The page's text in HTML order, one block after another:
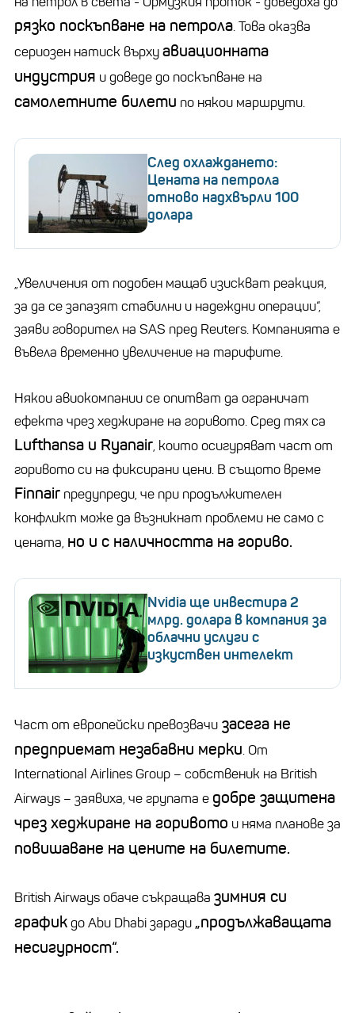
рязко поскъпване на петрола. Това оказва
сериозен натиск върхуавиационната
индустрия и доведе до поскъпване на
самолетните билети по някои маршрути.
След охлаждането:
Цената на петрола
отново надхвърли 100
долара
„Увеличения от подобен мащаб изискват реакция,
за да се запазят стабилни и надеждни операции“,
заяви говорител на SAS пред Reuters. Компанията е
въвела временно увеличение на тарифите.
Някои авиокомпании се опитват да ограничат
ефекта чрез хеджиране на горивото. Сред тях са
Lufthansa и Ryanair, които осигуряват част от
горивото си на фиксирани цени. В същото време
Finnair предупреди, че при продължителен
конфликт може да възникнат проблеми не само с
цената, но и с наличността на гориво.
Nvidia ще инвестира 2
млрд. долара в компания за
облачни услуги с
изкуствен интелект
Част от европейски превозвачи засега не
предприемат незабавни мерки. От
International Airlines Group – собственик на British
Airways – заявиха, че групата е добре защитена
чрез хеджиране на горивото и няма планове за
повишаване на цените на билетите.
British Airways обаче съкращава зимния си
графикдоAbu Dhabiзаради „продължаващата
несигурност“.